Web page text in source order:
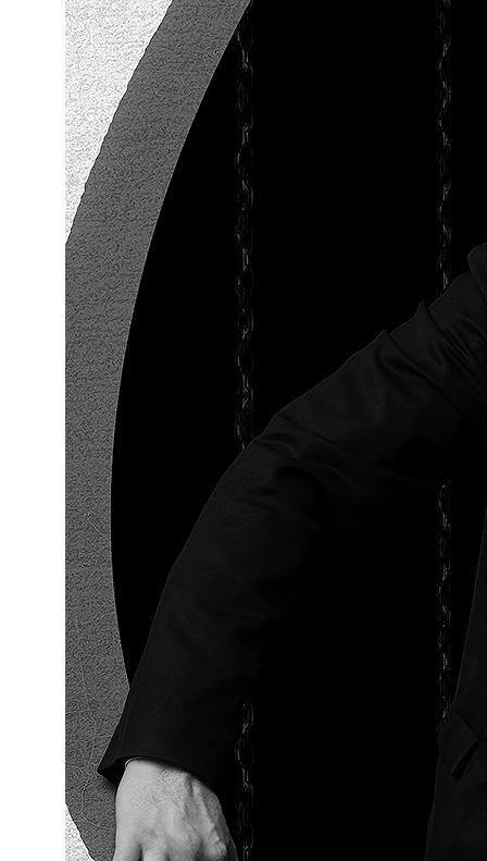
*Instagram💧 Meta
Platforms💧Inc. запрещено
на территории России
Написать редакции
Политика конфиденциальности
Пользовательское соглашение
Реквизиты
Рекламодателям
ООО «Вам понравится»
Чойс. Новости Екатеринбурга, люди, места,
события
*Instagram💧
Телеграм
Вконтакте